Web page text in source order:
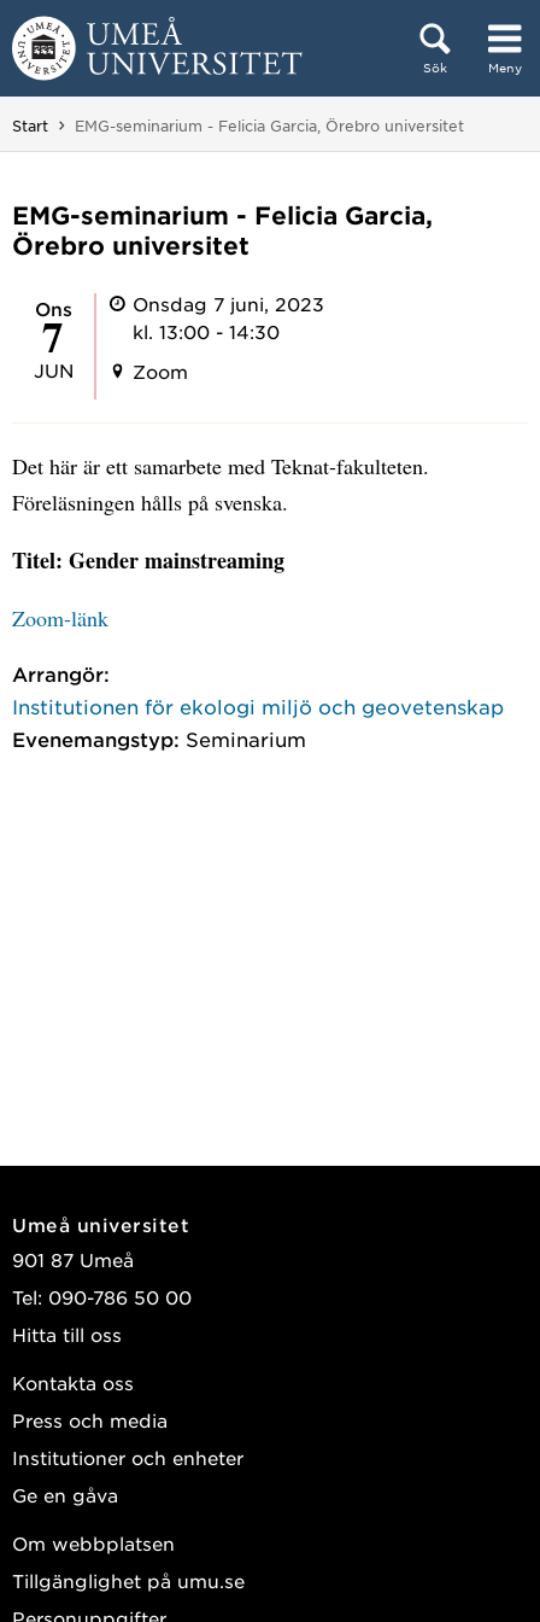
Hoppa direkt till innehållet
Sök Meny
Huvudmenyn dold.
Start Du är här:
EMG-seminarium - Felicia Garcia, Örebro universitet
EMG-seminarium - Felicia Garcia,
Örebro universitet
ons
7
JUN
Onsdag 7 juni, 2023
kl. 13:00 - 14:30
Zoom
Det här är ett samarbete med Teknat-fakulteten.
Föreläsningen hålls på svenska.
Titel: Gender mainstreaming
Zoom-länk
Arrangör:
Institutionen för ekologi miljö och geovetenskap
Evenemangstyp: Seminarium
Umeå universitet
901 87 Umeå
Tel: 090-786 50 00
Hitta till oss
Kontakta oss
Press och media
Institutioner och enheter
Ge en gåva
Om webbplatsen
Tillgänglighet på umu.se